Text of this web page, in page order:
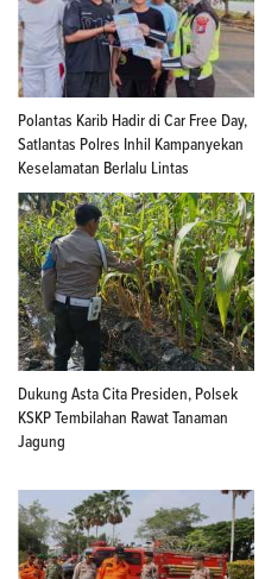
Polantas Karib Hadir di Car Free Day,
Satlantas Polres Inhil Kampanyekan
Keselamatan Berlalu Lintas
Dukung Asta Cita Presiden, Polsek
KSKP Tembilahan Rawat Tanaman
Jagung